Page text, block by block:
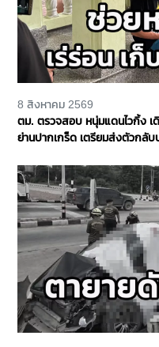
8 สิงหาคม 2569
ตม. ตรวจสอบ หนุ่มแดนไวกิ้ง เ
ย่านปากเกร็ด เตรียมส่งตัวกลั